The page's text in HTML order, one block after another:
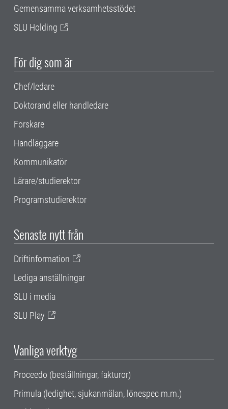
Gemensamma verksamhetsstödet
SLU Holding
För dig som är
Chef/ledare
Doktorand eller handledare
Forskare
Handläggare
Kommunikatör
Lärare/studierektor
Programstudierektor
Senaste nytt från
Driftinformation
Lediga anställningar
SLU i media
SLU Play
Vanliga verktyg
Proceedo (beställningar, fakturor)
Primula (ledighet, sjukanmälan, lönespec m.m.)